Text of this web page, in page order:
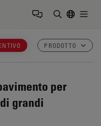
PRODOTTO
per
grandi